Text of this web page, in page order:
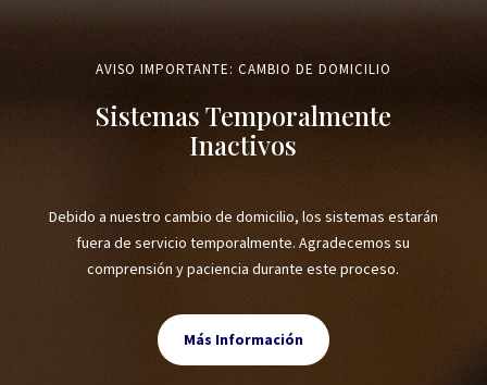
AVISO IMPORTANTE: CAMBIO DE DOMICILIO
Sistemas Temporalmente
Inactivos
Debido a nuestro cambio de domicilio, los sistemas estarán
fuera de servicio temporalmente. Agradecemos su
comprensión y paciencia durante este proceso.
Más Información